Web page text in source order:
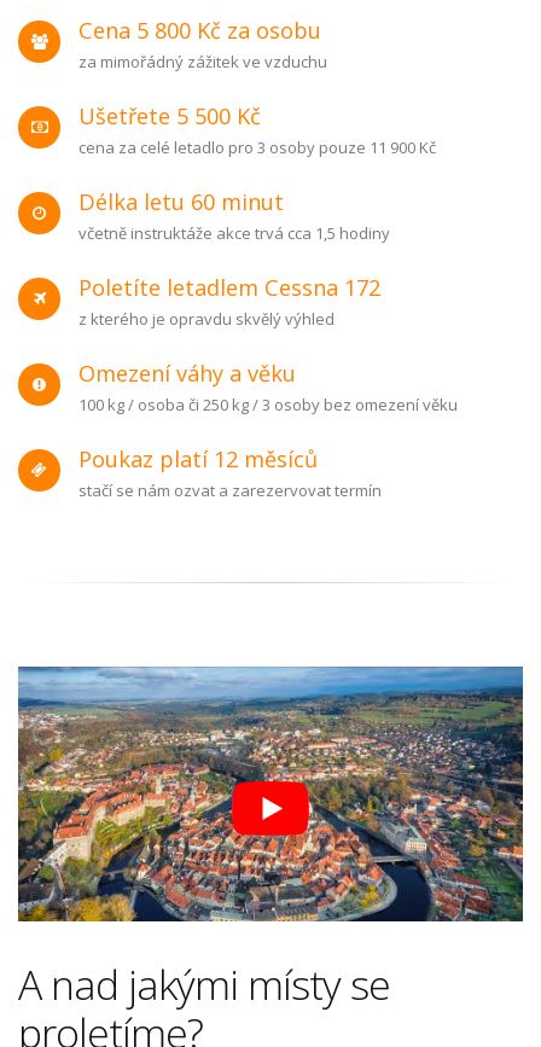
Cena 5 800 Kč za osobu
za mimořádný zážitek ve vzduchu
Ušetřete 5 500 Kč
cena za celé letadlo pro 3 osoby pouze 11 900 Kč
Délka letu 60 minut
včetně instruktáže akce trvá cca 1,5 hodiny
Poletíte letadlem Cessna 172
z kterého je opravdu skvělý výhled
Omezení váhy a věku
100 kg / osoba či 250 kg / 3 osoby bez omezení věku
Poukaz platí 12 měsíců
stačí se nám ozvat a zarezervovat termín
A nad jakými místy se
proletíme?